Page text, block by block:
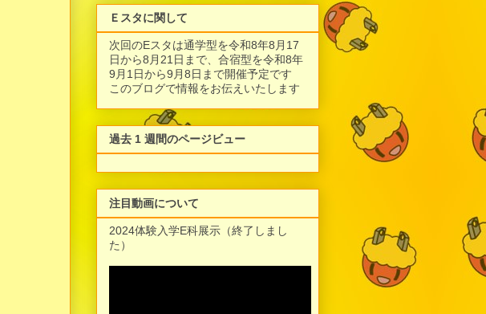
Ｅスタに関して
次回のEスタは通学型を令和8年8月17
日から8月21日まで、合宿型を令和8年
9月1日から9月8日まで開催予定です
このブログで情報をお伝えいたします
過去 1 週間のページビュー
注目動画について
2024体験入学E科展示（終了しまし
た）